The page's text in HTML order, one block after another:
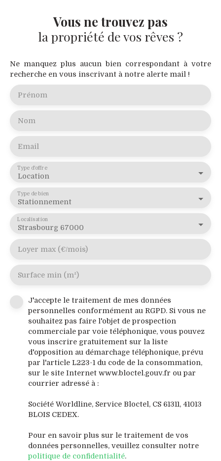
Vous ne trouvez pas
la propriété de vos rêves ?
Ne manquez plus aucun bien correspondant à votre
recherche en vous inscrivant à notre alerte mail !
Prénom
Nom
Email
Location
Type d'offre
Stationnement
Type de bien
Strasbourg 67000
Localisation
Loyer max (€/mois)
Surface min (m²)
J'accepte le traitement de mes données
personnelles conformément au RGPD. Si vous ne
souhaitez pas faire l'objet de prospection
commerciale par voie téléphonique, vous pouvez
vous inscrire gratuitement sur la liste
d'opposition au démarchage téléphonique, prévu
par l'article L223-1 du code de la consommation,
sur le site Internet www.bloctel.gouv.fr ou par
courrier adressé à :
Société Worldline, Service Bloctel, CS 61311, 41013
BLOIS CEDEX.
Pour en savoir plus sur le traitement de vos
données personnelles, veuillez consulter notre
politique de confidentialité.